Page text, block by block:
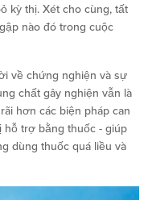
kỳ thị. Xét cho cùng, tất
nào đó trong cuộc
về chứng nghiện và sự
chất gây nghiện vẫn là
hơn các biện pháp can
hỗ trợ bằng thuốc - giúp
dùng thuốc quá liều và